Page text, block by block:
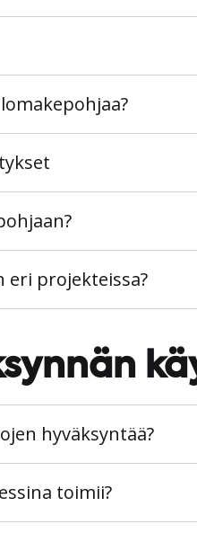
projekteissa?
hyväksyntää?
toimii?